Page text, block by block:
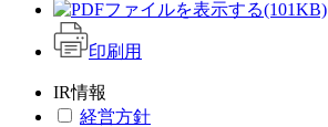
(101KB)
印刷用
IR情報
経営方針